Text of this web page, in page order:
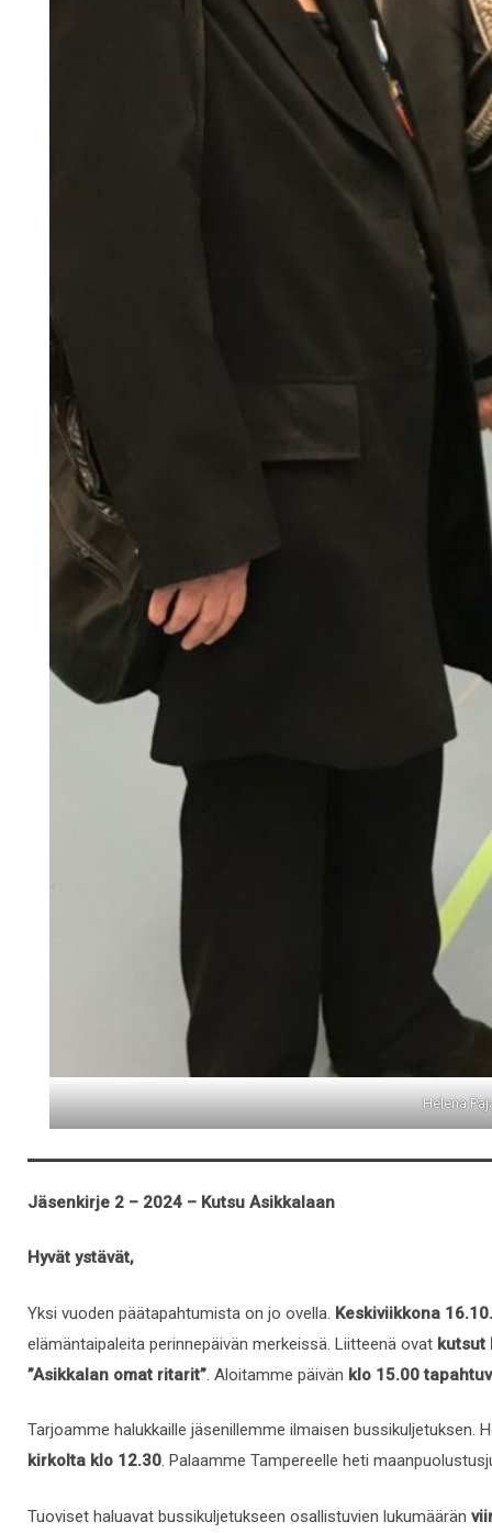
Helena
Jäsenkirje 2 – 2024 – Kutsu Asikkalaan
Hyvät ystävät,
Yksi vuoden päätapahtumista on jo ovella. Keskiviikkona
elämäntaipaleita perinnepäivän merkeissä. Liitteenä ovat kutsut
”Asikkalan omat ritarit” . Aloitamme päivän klo 15.00
Tarjoamme halukkaille jäsenillemme ilmaisen bussikuljetuksen.
kirkolta klo 12.30. Palaamme Tampereelle heti
Tuoviset haluavat bussikuljetukseen osallistuvien lukumäärän